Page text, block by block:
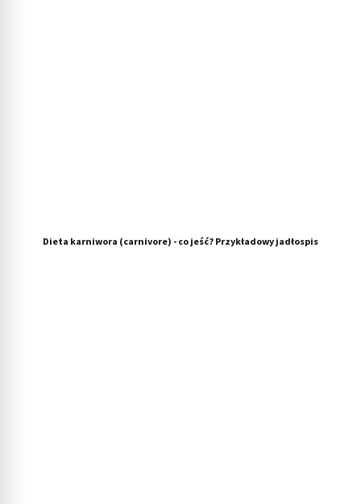
Dieta karniwora (carnivore) - co jeść? Przykładowy jadłospis